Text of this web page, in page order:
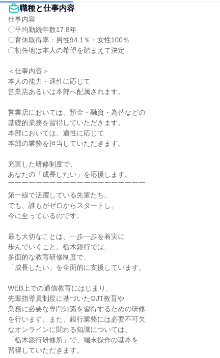
職種と仕事内容
仕事内容
〇平均勤続年数17.8年
〇育休取得率：男性94.1％・女性100％
〇初任地は本人の希望を踏まえて決定
＜仕事内容＞
本人の能力・適性に応じて
営業店あるいは本部へ配属されます。
営業店においては、預金・融資・為替などの
基礎的業務を習得していただきます。
本部においては、適性に応じて
本部の業務を担当していただきます。
充実した研修制度で、
あなたの「成長したい」を応援します。
￣￣￣￣￣￣￣￣￣￣￣￣￣￣￣￣￣￣￣￣
第一線で活躍している先輩たち。
でも、誰もがゼロからスタートし、
今に至っているのです。
最も大切なことは、一歩一歩を着実に
歩んでいくこと。栃木銀行では、
多面的な教育研修制度で、
「成長したい」を全面的に支援しています。
WEB上での通信教育にはじまり、
先輩指導員制度に基づいたOJT教育や
業務に必要な専門知識を習得するための研修
を行います。また、銀行業務には必要不可欠
なオンラインに関わる知識については、
「栃木銀行研修所」で、端末操作の基本を
習得していただきます。